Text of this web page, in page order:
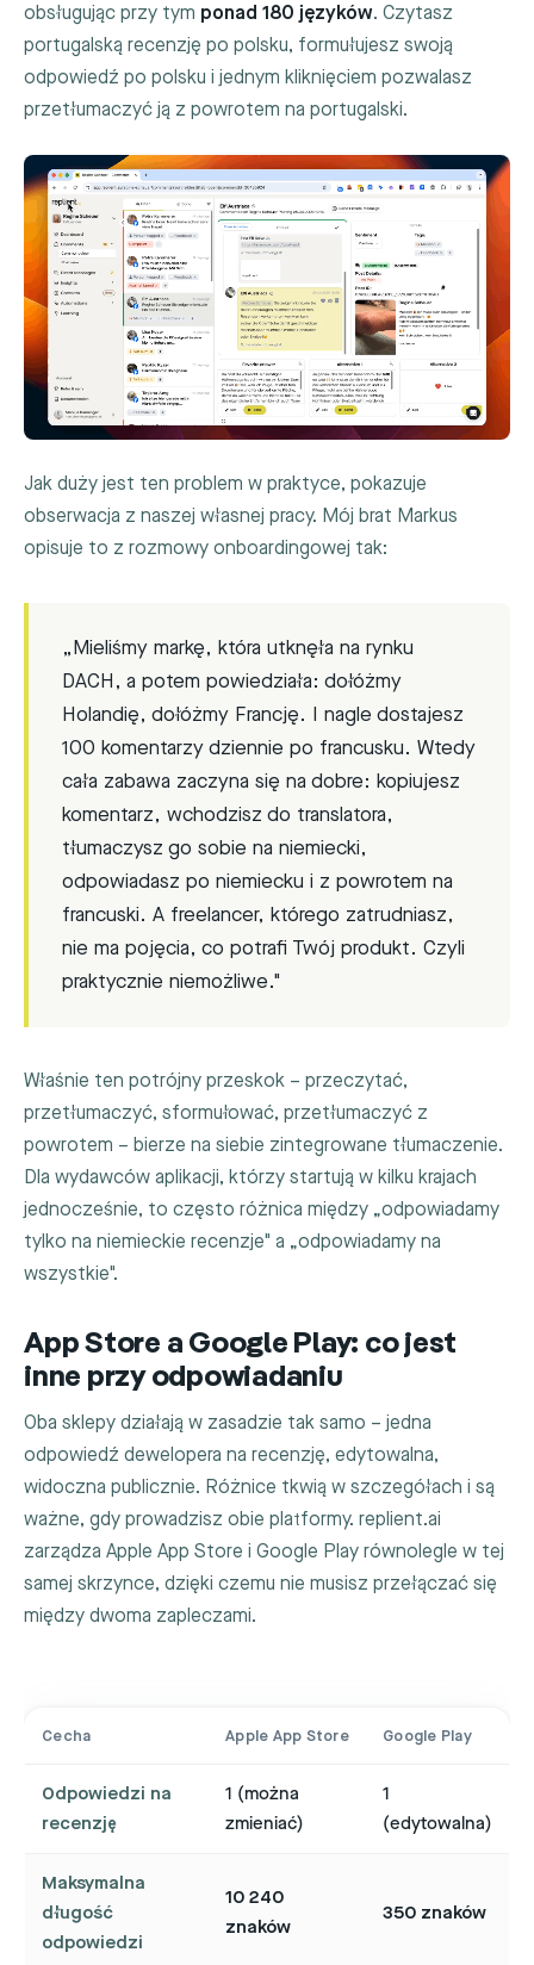
obsługując przy tym ponad 180 języków. Czytasz
portugalską recenzję po polsku, formułujesz swoją
odpowiedź po polsku i jednym kliknięciem pozwalasz
przetłumaczyć ją z powrotem na portugalski.
Jak duży jest ten problem w praktyce, pokazuje
obserwacja z naszej własnej pracy. Mój brat Markus
opisuje to z rozmowy onboardingowej tak:
„Mieliśmy markę, która utknęła na rynku
DACH, a potem powiedziała: dołóżmy
Holandię, dołóżmy Francję. I nagle dostajesz
100 komentarzy dziennie po francusku. Wtedy
cała zabawa zaczyna się na dobre: kopiujesz
komentarz, wchodzisz do translatora,
tłumaczysz go sobie na niemiecki,
odpowiadasz po niemiecku i z powrotem na
francuski. A freelancer, którego zatrudniasz,
nie ma pojęcia, co potrafi Twój produkt. Czyli
praktycznie niemożliwe."
Właśnie ten potrójny przeskok – przeczytać,
przetłumaczyć, sformułować, przetłumaczyć z
powrotem – bierze na siebie zintegrowane tłumaczenie.
Dla wydawców aplikacji, którzy startują w kilku krajach
jednocześnie, to często różnica między „odpowiadamy
tylko na niemieckie recenzje" a „odpowiadamy na
wszystkie".
App Store a Google Play: co jest
inne przy odpowiadaniu
Oba sklepy działają w zasadzie tak samo – jedna
odpowiedź dewelopera na recenzję, edytowalna,
widoczna publicznie. Różnice tkwią w szczegółach i są
ważne, gdy prowadzisz obie platformy. replient.ai
zarządza Apple App Store i Google Play równolegle w tej
samej skrzynce, dzięki czemu nie musisz przełączać się
między dwoma zapleczami.
Cecha Apple App Store Google Play
Odpowiedzi na
recenzję
1 (można
zmieniać)
1
(edytowalna)
Maksymalna
długość
odpowiedzi
10 240
znaków
350 znaków